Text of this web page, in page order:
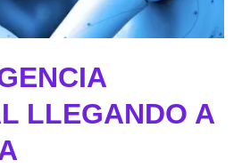
LLEGANDO A